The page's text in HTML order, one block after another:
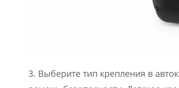
3. Выберите тип крепления в